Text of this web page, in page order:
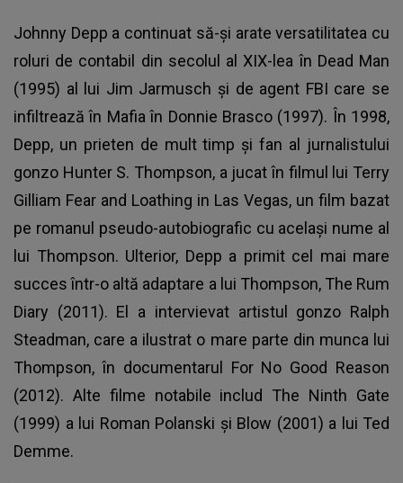
Johnny Depp a continuat să-și arate versatilitatea cu
roluri de contabil din secolul al XIX-lea în Dead Man
(1995) al lui Jim Jarmusch și de agent FBI care se
infiltrează în Mafia în Donnie Brasco (1997). În 1998,
Depp, un prieten de mult timp și fan al jurnalistului
gonzo Hunter S. Thompson, a jucat în filmul lui Terry
Gilliam Fear and Loathing in Las Vegas, un film bazat
pe romanul pseudo-autobiografic cu același nume al
lui Thompson. Ulterior, Depp a primit cel mai mare
succes într-o altă adaptare a lui Thompson, The Rum
Diary (2011). El a intervievat artistul gonzo Ralph
Steadman, care a ilustrat o mare parte din munca lui
Thompson, în documentarul For No Good Reason
(2012). Alte filme notabile includ The Ninth Gate
(1999) a lui Roman Polanski și Blow (2001) a lui Ted
Demme.